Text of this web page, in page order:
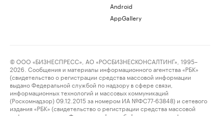
Android
AppGallery
© ООО «БИЗНЕСПРЕСС», АО «РОСБИЗНЕСКОНСАЛТИНГ», 1995–
2026. Сообщения и материалы информационного агентства «РБК»
(свидетельство о регистрации средства массовой информации
выдано Федеральной службой по надзору в сфере связи,
информационных технологий и массовых коммуникаций
(Роскомнадзор) 09.12.2015 за номером ИА №ФС77-63848) и сетевого
издания «РБК» (свидетельство о регистрации средства массовой